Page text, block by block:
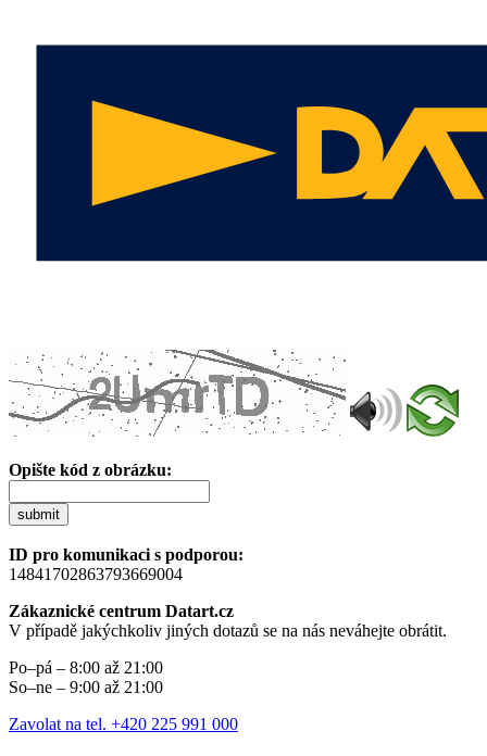
Opište kód z obrázku:
submit
ID pro komunikaci s podporou:
14841702863793669004
Zákaznické centrum Datart.cz
V případě jakýchkoliv jiných dotazů se na nás neváhejte obrátit.
Po–pá – 8:00 až 21:00
So–ne – 9:00 až 21:00
Zavolat na tel. +420 225 991 000